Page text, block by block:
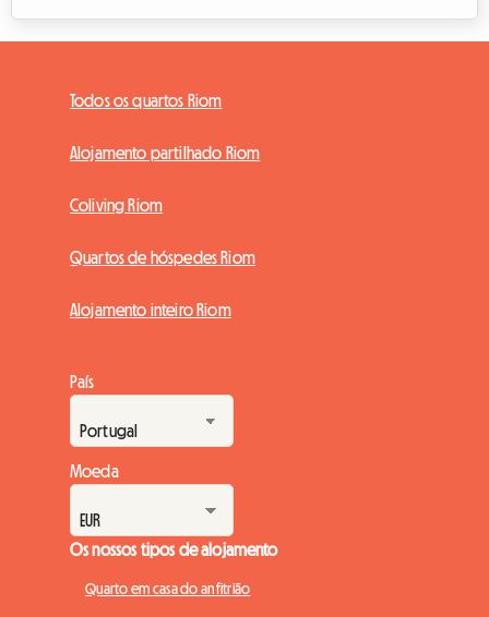
Todos os quartos Riom
Alojamento partilhado Riom
Coliving Riom
Quartos de hóspedes Riom
Alojamento inteiro Riom
País
Moeda
Os nossos tipos de alojamento
Quarto em casa do anfitrião